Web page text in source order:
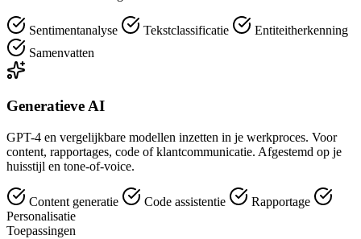
Sentimentanalyse Tekstclassificatie
Entiteitherkenning
Samenvatten
Generatieve AI
GPT-4 en vergelijkbare modellen inzetten in je werkproces. Voor
content, rapportages, code of klantcommunicatie. Afgestemd op je
huisstijl en tone-of-voice.
Content generatie Code assistentie
Rapportage
Personalisatie
Toepassingen